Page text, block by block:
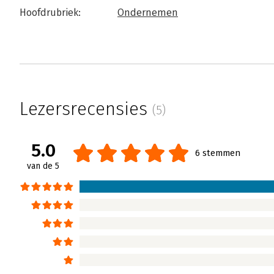
Hoofdrubriek: Ondernemen
Lezersrecensies (5)
5.0
van de 5
6 stemmen